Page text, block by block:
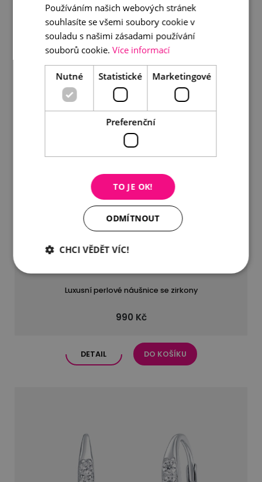
DETAIL DO KOŠÍKU
Luxusní perlové náušnice se zirkony
990 Kč
DETAIL DO KOŠÍKU
Používáním našich webových stránek
souhlasíte se všemi soubory cookie v
souladu s našimi zásadami používání
souborů cookie. Více informací
Nutné Statistické Marketingové
Preferenční
TO JE OK!
ODMÍTNOUT
CHCI VĚDĚT VÍC!